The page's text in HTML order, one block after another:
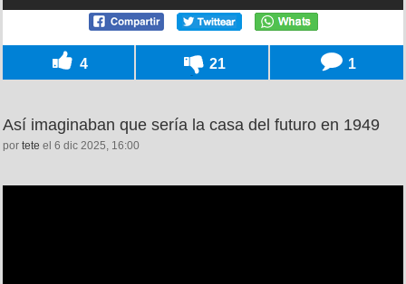
4 21 1
Así imaginaban que sería la casa del futuro en 1949
por tete el 6 dic 2025, 16:00